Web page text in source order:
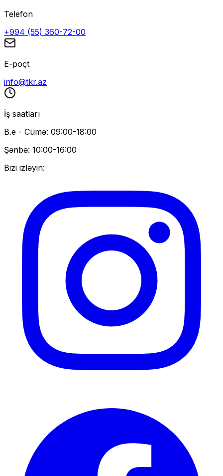
Telefon
+994 (55) 360-72-00
E-poçt
info@tkr.az
İş saatları
B.e - Cümə: 09:00-18:00
Şənbə: 10:00-16:00
Bizi izləyin: